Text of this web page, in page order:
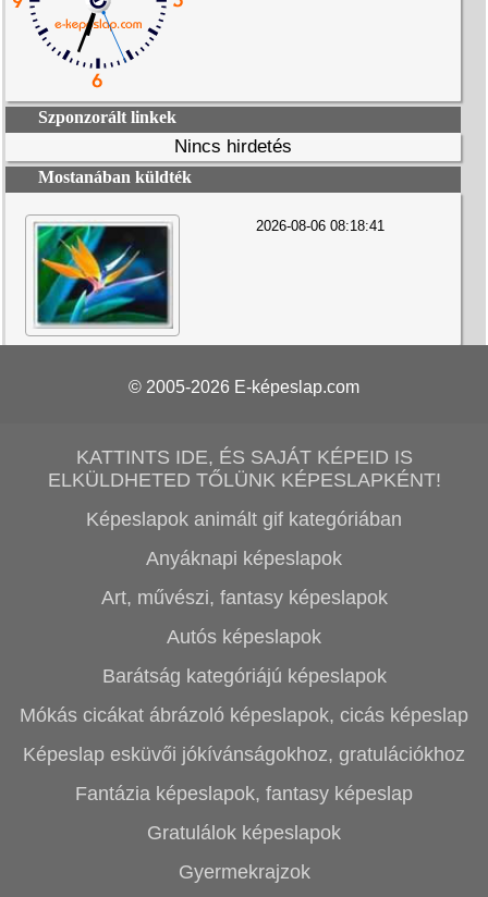
Szponzorált linkek
Nincs hirdetés
Mostanában küldték
2026-08-06 08:18:41
© 2005-2026 E-képeslap.com
KATTINTS IDE, ÉS SAJÁT KÉPEID IS
ELKÜLDHETED TŐLÜNK KÉPESLAPKÉNT!
Képeslapok animált gif kategóriában
Anyáknapi képeslapok
Art, művészi, fantasy képeslapok
Autós képeslapok
Barátság kategóriájú képeslapok
Mókás cicákat ábrázoló képeslapok, cicás képeslap
Képeslap esküvői jókívánságokhoz, gratulációkhoz
Fantázia képeslapok, fantasy képeslap
Gratulálok képeslapok
Gyermekrajzok